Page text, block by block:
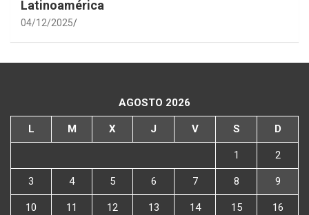
Latinoamérica
04/12/2025
AGOSTO 2026
L M X J V S D
1 2
3 4 5 6 7 8 9
10 11 12 13 14 15 16